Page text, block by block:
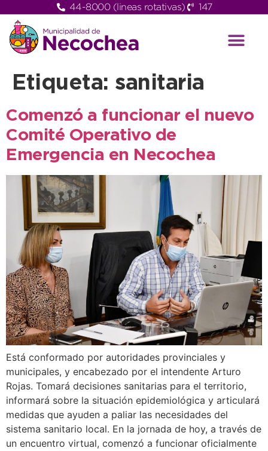
44-8000 (lineas rotativas) 147
Etiqueta: sanitaria
Comenzó a funcionar el nuevo
Comité Operativo de
Emergencia en Necochea
Está conformado por autoridades provinciales y
municipales, y encabezado por el intendente Arturo
Rojas. Tomará decisiones sanitarias para el territorio,
informará sobre la situación epidemiológica y articulará
medidas que ayuden a paliar las necesidades del
sistema sanitario local. En la jornada de hoy, a través de
un encuentro virtual, comenzó a funcionar oficialmente